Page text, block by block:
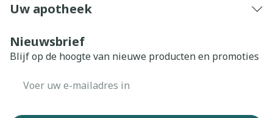
Uw apotheek
Nieuwsbrief
Blijf op de hoogte van nieuwe producten en promoties